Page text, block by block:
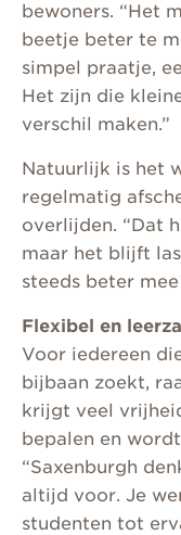
bewoners. “Het
beetje beter te
simpel praatje,
Het zijn die
verschil maken.”
Natuurlijk is het
regelmatig
overlijden. “Dat
maar het blijft
steeds beter mee
Flexibel en
Voor iedereen
bijbaan zoekt,
krijgt veel
bepalen en
“Saxenburgh
altijd voor. Je
studenten tot